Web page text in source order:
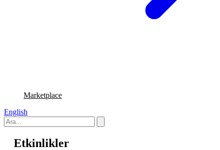
Marketplace
English
Etkinlikler